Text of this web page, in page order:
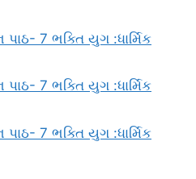
પાઠ- 7 ભક્તિ યુગ :ધાર્મિક
પાઠ- 7 ભક્તિ યુગ :ધાર્મિક
પાઠ- 7 ભક્તિ યુગ :ધાર્મિક